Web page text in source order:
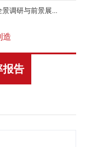
景调研与前景展...
造
报告